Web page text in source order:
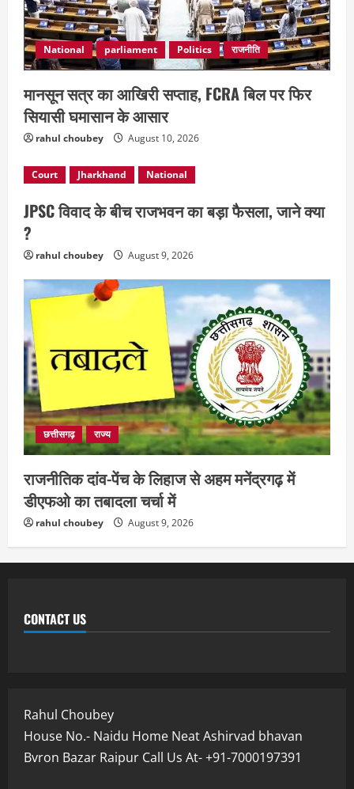
National parliament Politics राजनीति
मानसून सत्र का आखिरी सप्ताह, FCRA बिल पर फिर
सियासी घमासान के आसार
rahul choubey August 10, 2026
Court Jharkhand National
JPSC विवाद के बीच राजभवन का बड़ा फैसला, जाने क्या
?
rahul choubey August 9, 2026
छत्तीसगढ़ राज्य
राजनीतिक दांव-पेंच के लिहाज से अहम मनेंद्रगढ़ में
डीएफओ का तबादला चर्चा में
rahul choubey August 9, 2026
CONTACT US
Rahul Choubey
House No.- Naidu Home Neat Ashirvad bhavan
Bvron Bazar Raipur Call Us At- +91-7000197391